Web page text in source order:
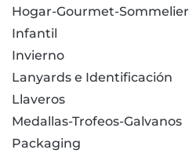
Hogar-Gourmet-Sommelier
Infantil
Invierno
Lanyards e Identificación
Llaveros
Medallas-Trofeos-Galvanos
Packaging